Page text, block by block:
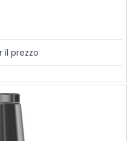
il prezzo